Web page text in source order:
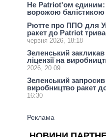
Не Patriot'ом єдиним:
ворожою балістикою
Рютте про ППО для
ракет до Patriot
червня 2026, 18:18
Зеленський
ліцензії на
2026, 20:09
Зеленський
виробництво ракет
16:30